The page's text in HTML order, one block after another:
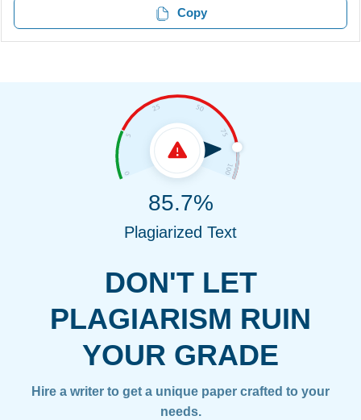
Copy
DON'T LET
PLAGIARISM RUIN
YOUR GRADE
Hire a writer to get a unique paper crafted to your
needs.
85.7%
Plagiarized Text